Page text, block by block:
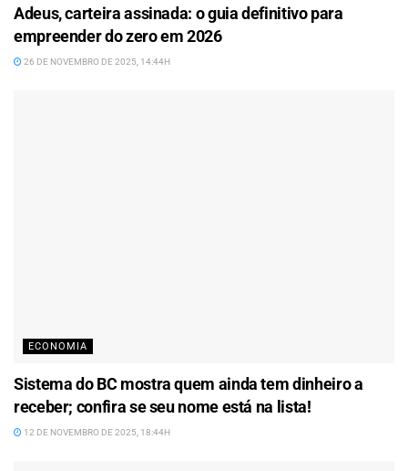
Adeus, carteira assinada: o guia definitivo para
empreender do zero em 2026
26 DE NOVEMBRO DE 2025, 14:44H
ECONOMIA
Sistema do BC mostra quem ainda tem dinheiro a
receber; confira se seu nome está na lista!
12 DE NOVEMBRO DE 2025, 18:44H